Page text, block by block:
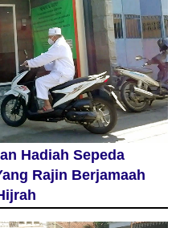
Hadiah Sepeda
Rajin Berjamaah